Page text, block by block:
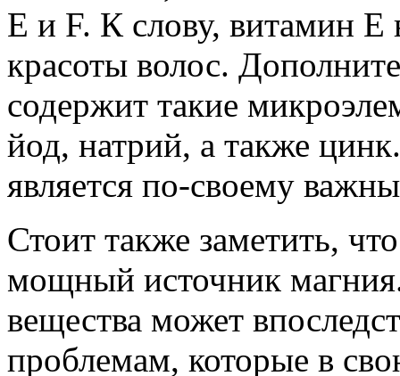
E и F. К слову, витамин E
красоты волос.
содержит такие
йод, натрий, а также
является по-своему
Стоит также заметить,
мощный источник
вещества может
проблемам, которые в